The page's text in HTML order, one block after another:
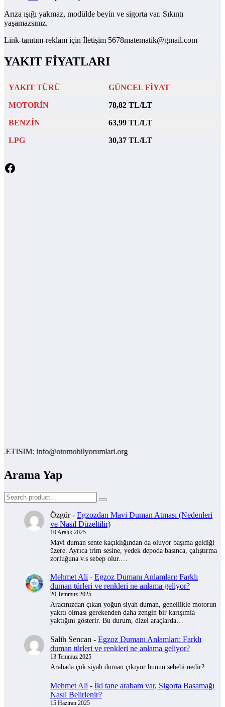
Arıza ışığı yakmaz, modülde beyin ve sigorta var. Sıkıntı
yaşamazsınız.
Link-tanıtım-reklam için İletişim 5678matematik@gmail.com
YAKIT FİYATLARI
YAKIT TÜRÜ GÜNCEL FİYAT
MOTORİN 78,82 TL/LT
BENZİN 63,99 TL/LT
LPG 30,37 TL/LT
Facebook
info@otomobilyorumlari.org
Arama Yap
Özgür- Egzozdan Mavi Duman Atması (Nedenleri
ve Nasıl Düzeltilir)
10 Aralık 2025
Mavi duman sente kaçıklığından da oluyor başıma geldiği
üzere. Ayrıca trim sesine, yedek depoda basınca, çalıştırma
zorluğuna v.s sebep olur.…
Mehmet Ali - Egzoz Dumanı Anlamları: Farklı
duman türleri ve renkleri ne anlama geliyor?
20 Temmuz 2025
Aracınızdan çıkan yoğun siyah duman, genellikle motorun
yakıtı olması gerekenden daha zengin bir karışımla
yaktığını gösterir. Bu durum, dizel araçlarda…
Salih Sencan - Egzoz Dumanı Anlamları: Farklı
duman türleri ve renkleri ne anlama geliyor?
13 Temmuz 2025
Arabada çok siyah duman çıkıyor bunun sebebi nedir?
Mehmet Ali - İki tane arabam var, Sigorta Basamağı
Nasıl Belirlenir?
15 Haziran 2025